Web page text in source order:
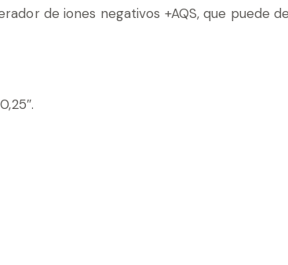
de iones negativos +AQS, que